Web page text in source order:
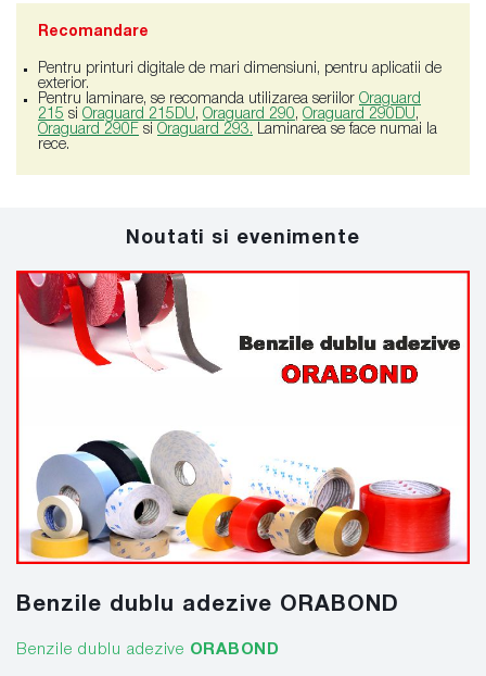
Recomandare
Pentru printuri digitale de mari dimensiuni, pentru aplicatii de
exterior.
Pentru laminare, se recomanda utilizarea seriilor Oraguard
215 si Oraguard 215DU, Oraguard 290, Oraguard 290DU,
Oraguard 290F si Oraguard 293. Laminarea se face numai la
rece.
Noutati si evenimente
Benzile dublu adezive ORABOND
Benzile dublu adezive ORABOND